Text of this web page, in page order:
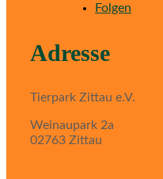
Folgen
Adresse
Tierpark Zittau e.V.
Weinaupark 2a
02763 Zittau